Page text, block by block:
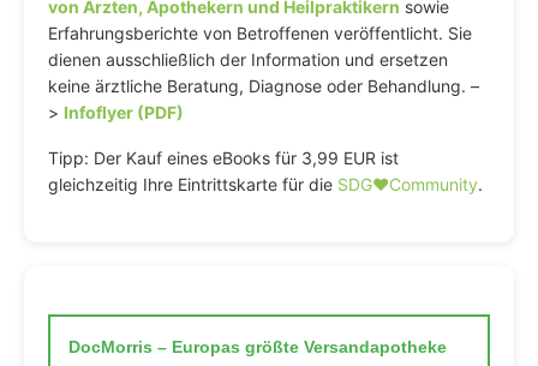
von Ärzten, Apothekern und Heilpraktikern sowie
Erfahrungsberichte von Betroffenen veröffentlicht. Sie
dienen ausschließlich der Information und ersetzen
keine ärztliche Beratung, Diagnose oder Behandlung. –
> Infoflyer (PDF)
Tipp: Der Kauf eines eBooks für 3,99 EUR ist
gleichzeitig Ihre Eintrittskarte für die SDG♥️Community.
DocMorris – Europas größte Versandapotheke